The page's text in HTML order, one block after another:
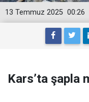
00:26
13 Temmuz 2025
Kars’ta şapla